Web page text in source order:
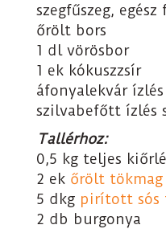
szegfűszeg, egész
őrölt bors
1 dl vörösbor
1 ek kókuszzsír
áfonyalekvár
szilvabefőtt ízlés
Tallérhoz:
0,5 kg teljes
2 ek őrölt tökmag
5 dkg pirított sós
2 db burgonya